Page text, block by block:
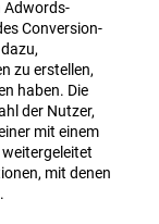
Adwords-
Conversion-
zu erstellen,
haben. Die
der Nutzer,
mit einem
mit denen